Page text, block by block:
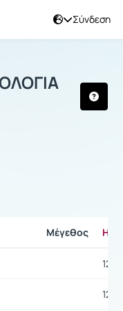
Σύνδεση
Μέγεθος
12/
12/